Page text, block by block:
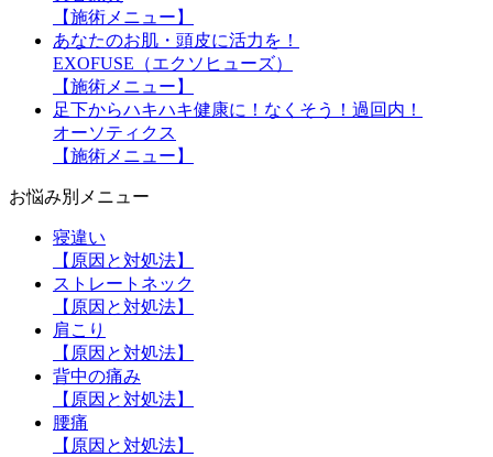
【施術メニュー】
あなたのお肌・頭皮に活力を！
EXOFUSE（エクソヒューズ）
【施術メニュー】
足下からハキハキ健康に！なくそう！過回内！
オーソティクス
【施術メニュー】
お悩み別メニュー
寝違い
【原因と対処法】
ストレートネック
【原因と対処法】
肩こり
【原因と対処法】
背中の痛み
【原因と対処法】
腰痛
【原因と対処法】